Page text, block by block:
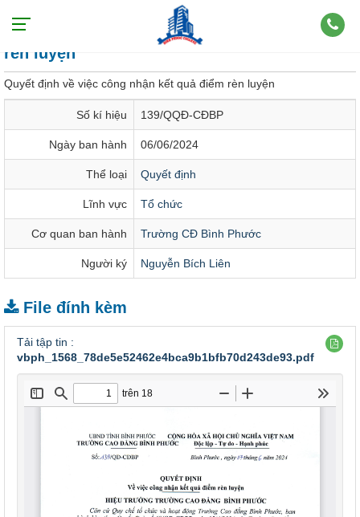
Quyết định về việc công nhận kết quả điểm
rèn luyện
Quyết định về việc công nhận kết quả điểm rèn luyện
Số kí hiệu 139/QQĐ-CĐBP
Ngày ban hành 06/06/2024
Thể loại Quyết định
Lĩnh vực Tổ chức
Cơ quan ban hành Trường CĐ Bình Phước
Người ký Nguyễn Bích Liên
File đính kèm
Tải tập tin :
vbph_1568_78de5e52462e4bca9b1bfb70d243de93.pdf